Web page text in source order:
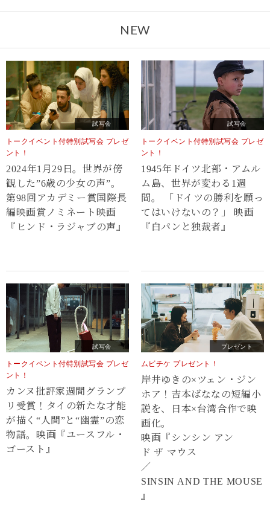
NEW
試写会
トークイベント付特別試写会 プレゼ
ント！
2024年1月29日。世界が傍
観した”6歳の少女の声”。
第98回アカデミー賞国際長
編映画賞ノミネート映画
『ヒンド・ラジャブの声』
試写会
トークイベント付特別試写会 プレゼ
ント！
1945年ドイツ北部・アムル
ム島、世界が変わる1週
間。 「ドイツの勝利を願っ
てはいけないの？」 映画
『白パンと独裁者』
試写会
トークイベント付特別試写会 プレゼ
ント！
カンヌ批評家週間グランプ
リ受賞！タイの新たな才能
が描く“⼈間”と“幽霊”の恋
物語。映画『ユースフル・
ゴースト』
プレゼント
ムビチケ プレゼント！
岸井ゆきの×ツェン・ジン
ホア！吉本ばななの短編小
説を、日本×台湾合作で映
画化。
映画『シンシン アン
ド ザ マウス
／
SINSIN AND THE MOUSE
』